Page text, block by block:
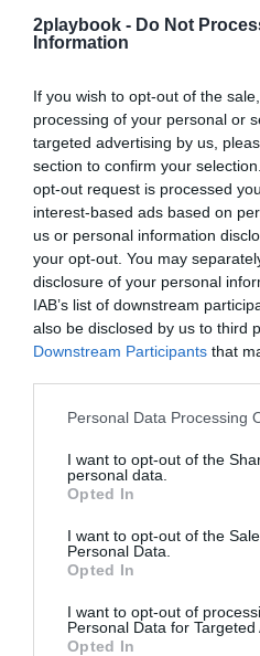
2playbook - Do Not
Information
If you wish to opt-out of the
processing of your personal or
targeted advertising by us,
section to confirm your
opt-out request is processed
interest-based ads based on
us or personal information
your opt-out. You may
disclosure of your personal
IAB’s list of downstream
also be disclosed by us to third
Downstream Participants that
Personal Data Processing
I want to opt-out of the
personal data.
Opted In
I want to opt-out of the
Personal Data.
Opted In
I want to opt-out of
Personal Data for Targeted
Opted In
Índex2P
Rfef
¡Suscríbete!
Compartir
Publicidad
2Playbook Club